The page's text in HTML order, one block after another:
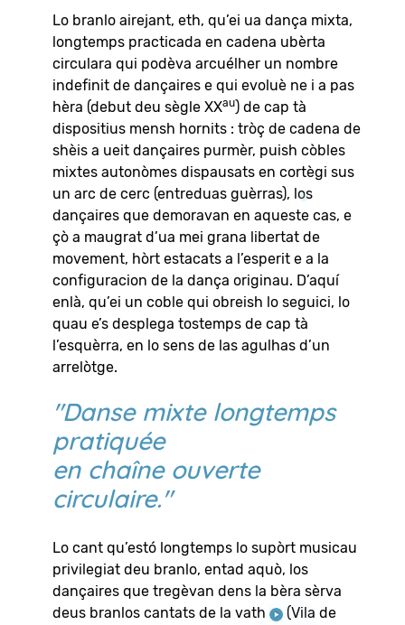
Lo branlo airejant, eth, qu’ei ua dança mixta,
longtemps practicada en cadena ubèrta
circulara qui podèva arcuélher un nombre
indefinit de dançaires e qui evoluè ne i a pas
hèra (debut deu sègle XXau) de cap tà
dispositius mensh hornits : tròç de cadena de
shèis a ueit dançaires purmèr, puish còbles
mixtes autonòmes dispausats en cortègi sus
un arc de cerc (entreduas guèrras), los
dançaires que demoravan en aqueste cas, e
çò a maugrat d’ua mei grana libertat de
movement, hòrt estacats a l’esperit e a la
configuracion de la dança originau. D’aquí
enlà, qu’ei un coble qui obreish lo seguici, lo
quau e’s desplega tostemps de cap tà
l’esquèrra, en lo sens de las agulhas d’un
arrelòtge.
"Danse mixte longtemps
pratiquée
en chaîne ouverte
circulaire."
Lo cant qu’estó longtemps lo supòrt musicau
privilegiat deu branlo, entad aquò, los
dançaires que tregèvan dens la bèra sèrva
deus branlos cantats de la vath
(Vila de